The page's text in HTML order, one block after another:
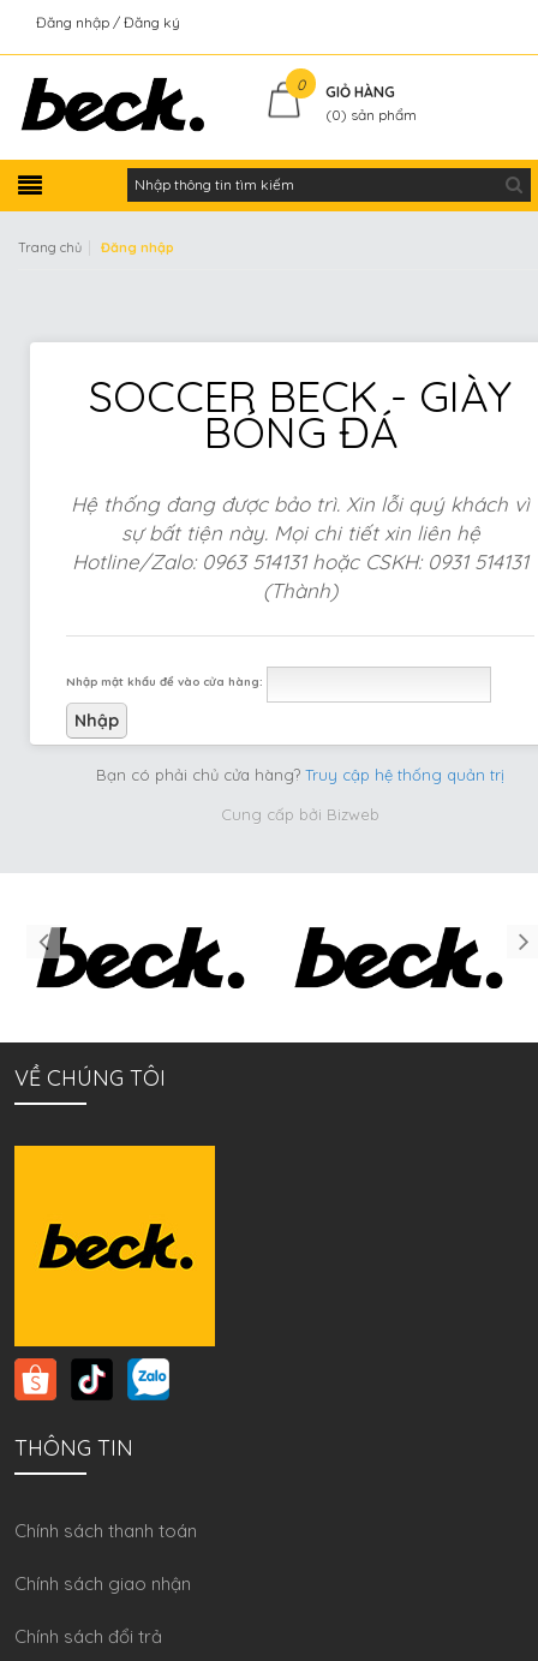
Đăng nhập Đăng ký
0
GIỎ HÀNG
(0) sản phẩm
Trang chủ Đăng nhập
SOCCER BECK - GIÀY
BÓNG ĐÁ
Hệ thống đang được bảo trì. Xin lỗi quý khách vì
sự bất tiện này. Mọi chi tiết xin liên hệ
Hotline/Zalo: 0963 514131 hoặc CSKH: 0931 514131
(Thành)
Nhập mật khẩu để vào cửa hàng:
Bạn có phải chủ cửa hàng? Truy cập hệ thống quản trị
Cung cấp bởi Bizweb
VỀ CHÚNG TÔI
THÔNG TIN
Chính sách thanh toán
Chính sách giao nhận
Chính sách đổi trả